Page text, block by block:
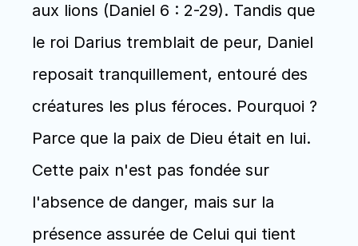
aux lions (Daniel 6 : 2-29). Tandis que
le roi Darius tremblait de peur, Daniel
reposait tranquillement, entouré des
créatures les plus féroces. Pourquoi ?
Parce que la paix de Dieu était en lui.
Cette paix n'est pas fondée sur
l'absence de danger, mais sur la
présence assurée de Celui qui tient